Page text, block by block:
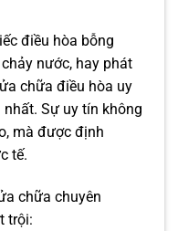
điều hòa bỗng
nước, hay phát
chữa điều hòa uy
Sự uy tín không
mà được định
tế.
chữa chuyên
trội: